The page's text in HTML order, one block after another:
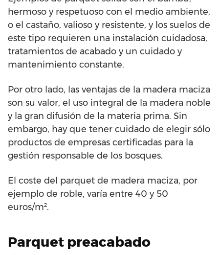
hermoso y respetuoso con el medio ambiente,
o el castaño, valioso y resistente, y los suelos de
este tipo requieren una instalación cuidadosa,
tratamientos de acabado y un cuidado y
mantenimiento constante.
Por otro lado, las ventajas de la madera maciza
son su valor, el uso integral de la madera noble
y la gran difusión de la materia prima. Sin
embargo, hay que tener cuidado de elegir sólo
productos de empresas certificadas para la
gestión responsable de los bosques.
El coste del parquet de madera maciza, por
ejemplo de roble, varía entre 40 y 50
euros/m².
Parquet preacabado